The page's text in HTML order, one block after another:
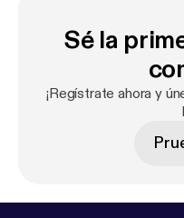
Sé la
¡Regístrate ahora y